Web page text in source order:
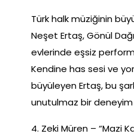
Türk halk müziğinin
Neşet Ertaş, Gönül
evlerinde eşsiz
Kendine has sesi ve
büyüleyen Ertaş, bu
unutulmaz bir
4. Zeki Müren – “Mazi